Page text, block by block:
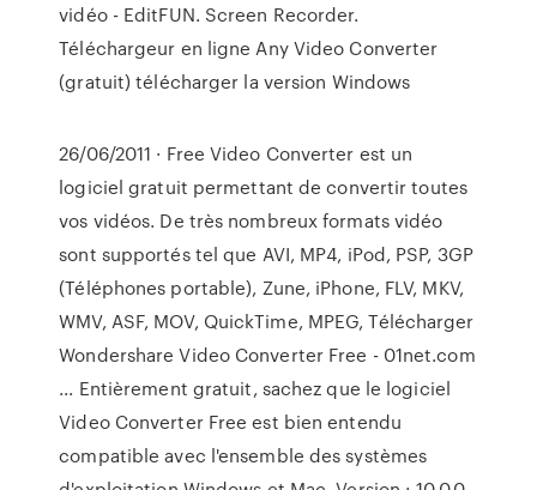
vidéo - EditFUN. Screen Recorder.
Téléchargeur en ligne Any Video Converter
(gratuit) télécharger la version Windows
26/06/2011 · Free Video Converter est un
logiciel gratuit permettant de convertir toutes
vos vidéos. De très nombreux formats vidéo
sont supportés tel que AVI, MP4, iPod, PSP, 3GP
(Téléphones portable), Zune, iPhone, FLV, MKV,
WMV, ASF, MOV, QuickTime, MPEG, Télécharger
Wondershare Video Converter Free - 01net.com
... Entièrement gratuit, sachez que le logiciel
Video Converter Free est bien entendu
compatible avec l'ensemble des systèmes